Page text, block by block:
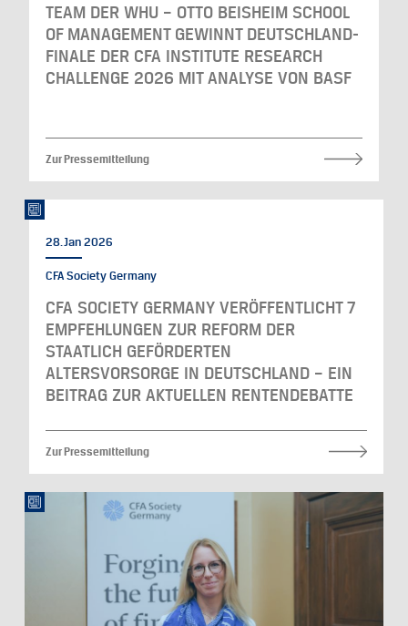
TEAM DER WHU – OTTO BEISHEIM SCHOOL
OF MANAGEMENT GEWINNT DEUTSCHLAND-
FINALE DER CFA INSTITUTE RESEARCH
CHALLENGE 2026 MIT ANALYSE VON BASF
Zur Pressemitteilung
28. Jan 2026
CFA Society Germany
CFA SOCIETY GERMANY VERÖFFENTLICHT 7
EMPFEHLUNGEN ZUR REFORM DER
STAATLICH GEFÖRDERTEN
ALTERSVORSORGE IN DEUTSCHLAND – EIN
BEITRAG ZUR AKTUELLEN RENTENDEBATTE
Zur Pressemitteilung